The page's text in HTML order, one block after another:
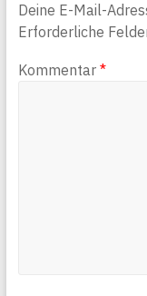
Deine E-Mail-
Erforderliche
Kommentar *